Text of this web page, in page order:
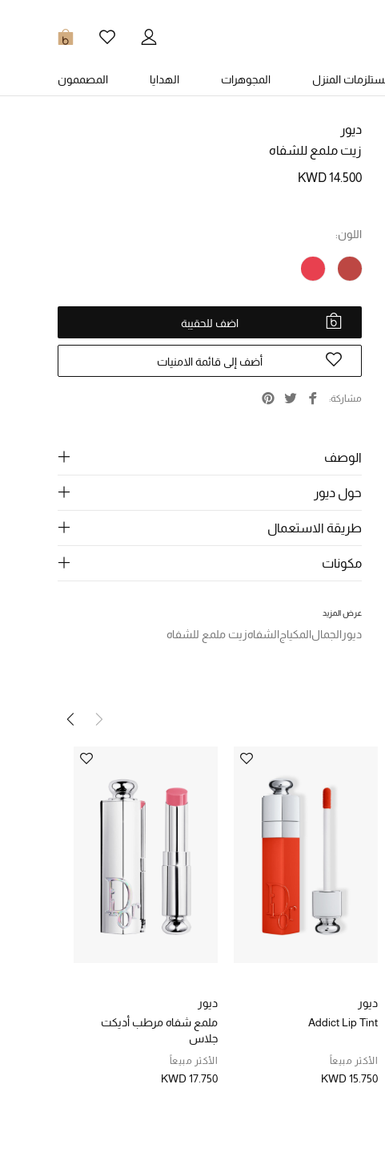
0
المنزل المجوهرات الهدايا المصممون
ديور
زيت ملمع للشفاه
KWD 14.500
اللون:
اضف للحقيبة
أضف إلى قائمة الامنيات
مشاركة
الوصف
حول ديور
طريقة الاستعمال
مكونات
عرض المزيد
ديور الجمالالمكياجالشفاهزيت ملمع للشفاه
ديور
Addict Lip Tint
الأكثر مبيعاً
KWD 15.750
ديور
ملمع شفاه مرطب أديكت
جلاس
الأكثر مبيعاً
KWD 17.750